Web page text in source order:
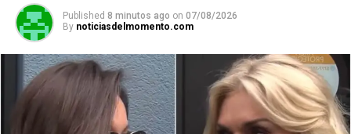
Published 8 minutos ago on 07/08/2026
By noticiasdelmomento.com